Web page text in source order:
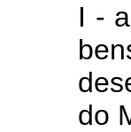
I -
do